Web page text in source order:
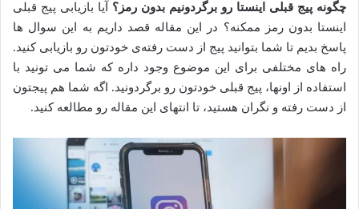
چگونه پیج قبلی اینستا رو برگردونیم بدون رمز؟ آیا بازیابی پیج قبلی
اینستا بدون رمز ممکنه؟ در این مقاله قصد داریم به این سوال ها
پاسخ بدیم تا شما بتوانید پیج از دست رفته‌ی خودتون رو بازیابی کنید.
راه های مختلفی برای این موضوع وجود داره که شما می تونید با
استفاده از اونها، پیج قبلی خودتون رو برگردونید. اگه شما هم پیجتون
از دست رفته و نگران هستید، تا انتهای این مقاله رو مطالعه کنید.